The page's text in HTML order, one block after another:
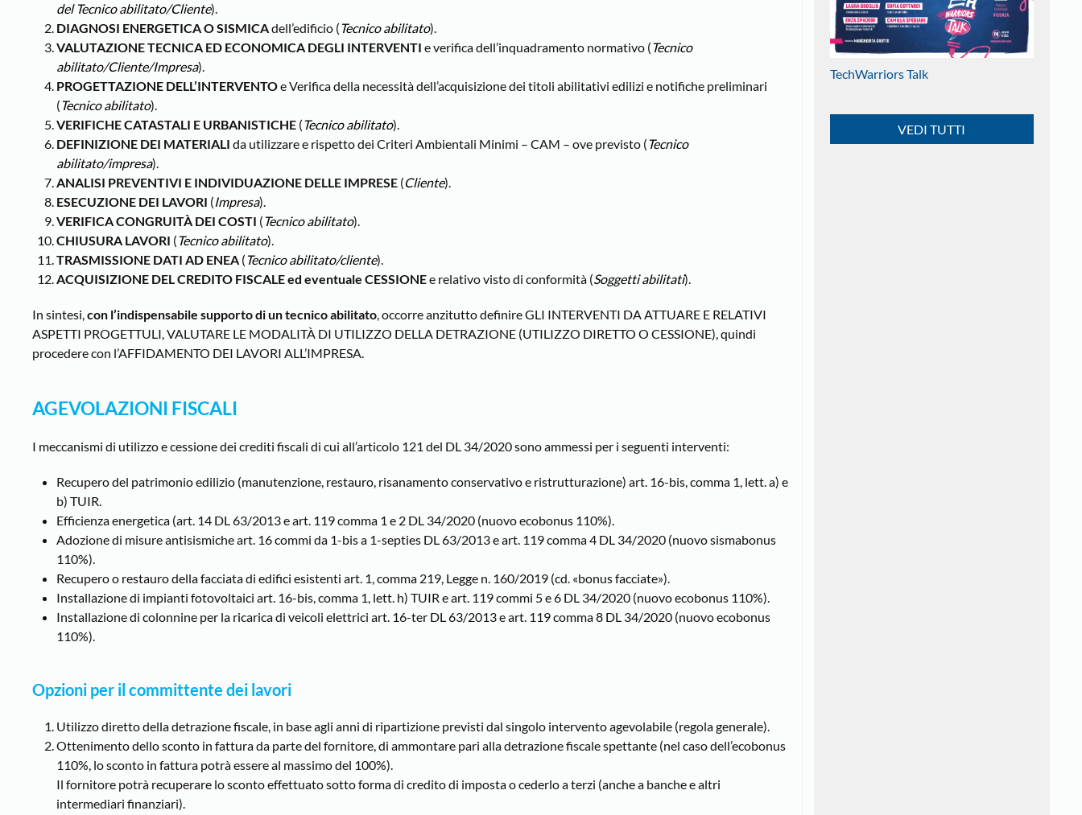
del Tecnico abilitato/Cliente).
DIAGNOSI ENERGETICA O SISMICAdell’edificio (Tecnico abilitato).
VALUTAZIONE TECNICA ED ECONOMICA DEGLI INTERVENTI e verifica dell’inquadramento normativo (Tecnico
abilitato/Cliente/Impresa).
PROGETTAZIONE DELL’INTERVENTOe Verifica della necessità dell’acquisizione dei titoli abilitativi edilizi e notifiche preliminari
(Tecnico abilitato).
VERIFICHE CATASTALI E URBANISTICHE (Tecnico abilitato).
DEFINIZIONE DEI MATERIALI da utilizzare e rispetto dei Criteri Ambientali Minimi – CAM – ove previsto (Tecnico
abilitato/impresa).
ANALISI PREVENTIVI E INDIVIDUAZIONE DELLE IMPRESE (Cliente).
ESECUZIONE DEI LAVORI (Impresa).
VERIFICA CONGRUITÀ DEI COSTI (Tecnico abilitato).
CHIUSURA LAVORI (Tecnico abilitato).
TRASMISSIONE DATI AD ENEA (Tecnico abilitato/cliente).
ACQUISIZIONE DEL CREDITO FISCALE ed eventuale CESSIONEe relativo visto di conformità (Soggetti abilitati).
In sintesi,con l’indispensabile supporto di un tecnico abilitato, occorre anzitutto definire GLI INTERVENTI DA ATTUARE E RELATIVI
ASPETTI PROGETTULI, VALUTARE LE MODALITÀ DI UTILIZZO DELLA DETRAZIONE (UTILIZZO DIRETTO O CESSIONE), quindi
procedere con l’AFFIDAMENTO DEI LAVORI ALL’IMPRESA.
AGEVOLAZIONI FISCALI
I meccanismi di utilizzo e cessione dei crediti fiscali di cui all’articolo 121 del DL 34/2020 sono ammessi per i seguenti interventi:
Recupero del patrimonio edilizio (manutenzione, restauro, risanamento conservativo e ristrutturazione) art. 16-bis, comma 1, lett. a) e
b) TUIR.
Efficienza energetica (art. 14 DL 63/2013 e art. 119 comma 1 e 2 DL 34/2020 (nuovo ecobonus 110%).
Adozione di misure antisismiche art. 16 commi da 1-bis a 1-septies DL 63/2013 e art. 119 comma 4 DL 34/2020 (nuovo sismabonus
110%).
Recupero o restauro della facciata di edifici esistenti art. 1, comma 219, Legge n. 160/2019 (cd. «bonus facciate»).
Installazione di impianti fotovoltaici art. 16-bis, comma 1, lett. h) TUIR e art. 119 commi 5 e 6 DL 34/2020 (nuovo ecobonus 110%).
Installazione di colonnine per la ricarica di veicoli elettrici art. 16-ter DL 63/2013 e art. 119 comma 8 DL 34/2020 (nuovo ecobonus
110%).
Opzioni per il committente dei lavori
Utilizzo diretto della detrazione fiscale, in base agli anni di ripartizione previsti dal singolo intervento agevolabile (regola generale).
Ottenimento dello sconto in fattura da parte del fornitore, di ammontare pari alla detrazione fiscale spettante (nel caso dell’ecobonus
110%, lo sconto in fattura potrà essere al massimo del 100%).
Il fornitore potrà recuperare lo sconto effettuato sotto forma di credito di imposta o cederlo a terzi (anche a banche e altri
intermediari finanziari).
TechWarriors Talk
VEDI TUTTI